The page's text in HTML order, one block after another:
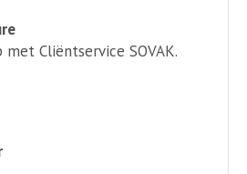
Cliëntservice SOVAK.